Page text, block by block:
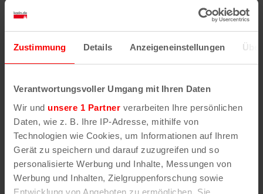
Zustimmung Details Anzeigeneinstellungen
Verantwortungsvoller Umgang mit Ihren Daten
Wir und unsere 1 Partner verarbeiten Ihre persönlichen
Daten, wie z. B. Ihre IP-Adresse, mithilfe von
Technologien wie Cookies, um Informationen auf Ihrem
Gerät zu speichern und darauf zuzugreifen und so
personalisierte Werbung und Inhalte, Messungen von
Werbung und Inhalten, Zielgruppenforschung sowie
Entwicklung von Angeboten zu ermöglichen. Sie
Fehler/Problem melden
Darstellung des RVR-Kartenwerks
Stadtplanwerk
erhältst Du unsere koeln.de-Karte mit vielen
weiteren Details wie z.B. Hausnummern.
Unser Stadtplan basiert auf Daten des
OpenStreetMap
-Projekts (
© OpenStreetMap
Mitwirkende
) und von OpenCycleMap.org